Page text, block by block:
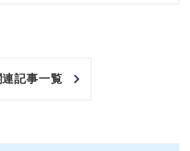
連記事一覧